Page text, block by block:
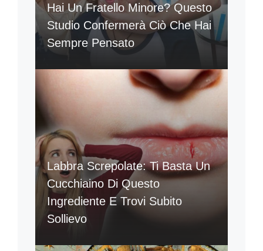
Hai Un Fratello Minore? Questo
Studio Confermerà Ciò Che Hai
Sempre Pensato
Labbra Screpolate: Ti Basta Un
Cucchiaino Di Questo
Ingrediente E Trovi Subito
Sollievo